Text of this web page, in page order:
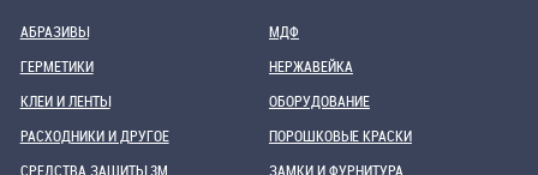
АБРАЗИВЫ
ГЕРМЕТИКИ
КЛЕИ И ЛЕНТЫ
МДФ
НЕРЖАВЕЙКА
ОБОРУДОВАНИЕ
РАСХОДНИКИ И ДРУГОЕ
СРЕДСТВА ЗАЩИТЫ 3М
ПОРОШКОВЫЕ КРАСКИ
ЗАМКИ И ФУРНИТУРА